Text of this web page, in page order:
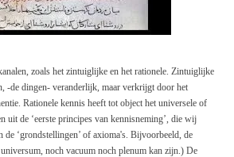
zoals het zintuiglijke en het rationele. Zintuiglijke
-de dingen- veranderlijk, maar verkrijgt door het
Rationele kennis heeft tot object het universele of
uit de ‘eerste principes van kennisneming’, die wij
‘grondstellingen’ of axioma's. Bijvoorbeeld, de
universum, noch vacuum noch plenum kan zijn.) De